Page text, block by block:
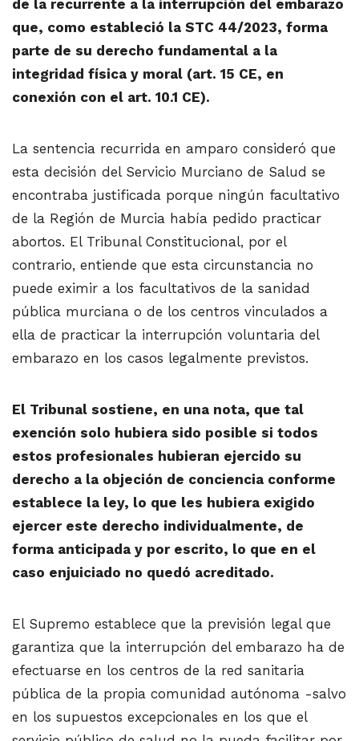
de la recurrente a la interrupción del embarazo
que, como estableció la STC 44/2023, forma
parte de su derecho fundamental a la
integridad física y moral (art. 15 CE, en
conexión con el art. 10.1 CE).
La sentencia recurrida en amparo consideró que
esta decisión del Servicio Murciano de Salud se
encontraba justificada porque ningún facultativo
de la Región de Murcia había pedido practicar
abortos. El Tribunal Constitucional, por el
contrario, entiende que esta circunstancia no
puede eximir a los facultativos de la sanidad
pública murciana o de los centros vinculados a
ella de practicar la interrupción voluntaria del
embarazo en los casos legalmente previstos.
El Tribunal sostiene, en una nota, que tal
exención solo hubiera sido posible si todos
estos profesionales hubieran ejercido su
derecho a la objeción de conciencia conforme
establece la ley, lo que les hubiera exigido
ejercer este derecho individualmente, de
forma anticipada y por escrito, lo que en el
caso enjuiciado no quedó acreditado.
El Supremo establece que la previsión legal que
garantiza que la interrupción del embarazo ha de
efectuarse en los centros de la red sanitaria
pública de la propia comunidad autónoma -salvo
en los supuestos excepcionales en los que el